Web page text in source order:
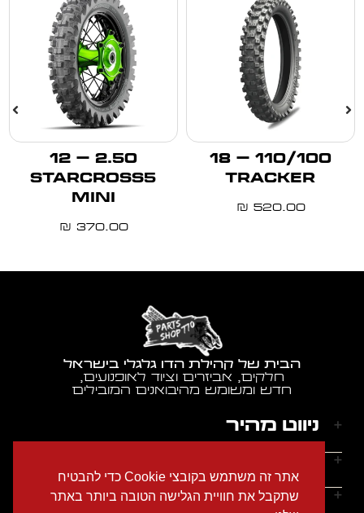
110/100 – 18
TRACKER
520.00
₪
2.50 – 12
STARCROSS5
MINI
370.00
₪
הבית של קהילת הדו גלגלי בישראל
חלקים, אביזרים וציוד לאופנועים,
חדש ומשומש מהיבואנים המובילים
ניווט מהיר
דף הבית
אודותינו
הצהרת נגישות
ראשון - חמישי: 9:00-18:00
יצירת קשר
אתר זה משתמש בקובצי Cookie כדי להבטיח
שתקבל את חוויית הגלישה הטובה ביותר באתר